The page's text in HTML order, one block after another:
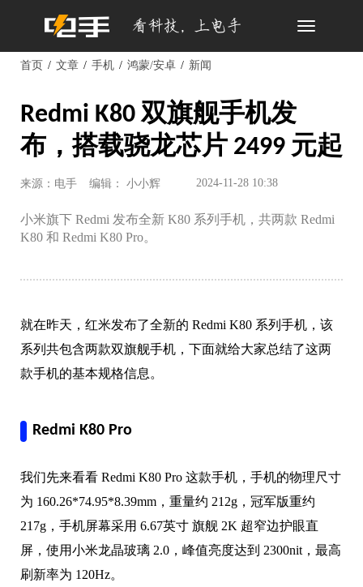
Toggle
首页 文章 手机 鸿蒙/安卓 新闻
Redmi K80 双旗舰手机发
布，搭载骁龙芯片 2499 元起
来源：电手 编辑： 小小辉 2024-11-28 10:38
小米旗下 Redmi 发布全新 K80 系列手机，共两款 Redmi
K80 和 Redmi K80 Pro。
就在昨天，红米发布了全新的 Redmi K80 系列手机，该
系列共包含两款双旗舰手机，下面就给大家总结了这两
款手机的基本规格信息。
Redmi K80 Pro
我们先来看看 Redmi K80 Pro 这款手机，手机的物理尺寸
为 160.26*74.95*8.39mm，重量约 212g，冠军版重约
217g，手机屏幕采用 6.67英寸 旗舰 2K 超窄边护眼直
屏，使用小米龙晶玻璃 2.0，峰值亮度达到 2300nit，最高
刷新率为 120Hz。